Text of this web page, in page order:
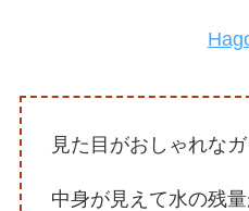
見た目がおしゃれなガ
中身が見えて水の残